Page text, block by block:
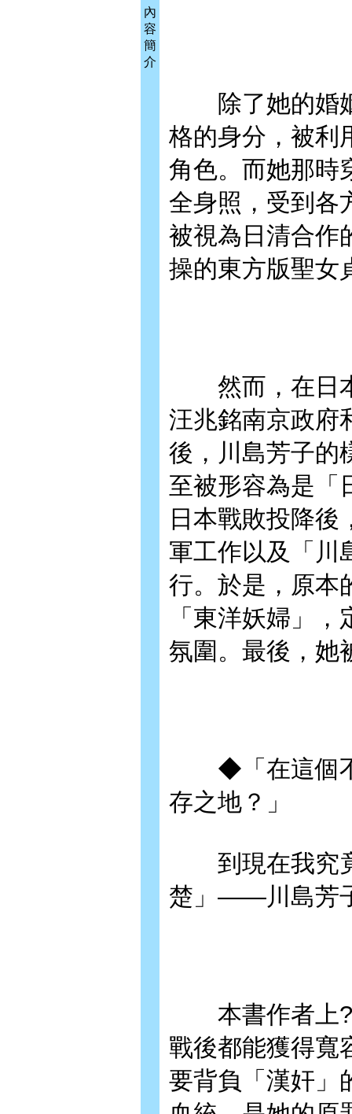
內
容
簡
介
除了她的婚姻
格的身分，被利
角色。而她那時
全身照，受到各
被視為日清合作
操的東方版聖女
然而，在日本
汪兆銘南京政府
後，川島芳子的
至被形容為是「
日本戰敗投降
軍工作以及「川
行。於是，原本
「東洋妖婦」
氛圍。最後，她
◆「在這個不
存之地？」
到現在我究竟
楚」——川島芳
本書作者上?
戰後都能獲得寬
要背負「漢奸」